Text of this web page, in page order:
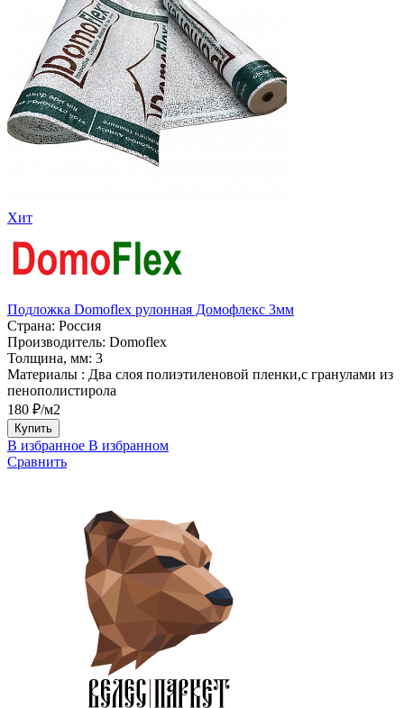
Хит
Подложка Domoflex рулонная Домофлекс 3мм
Страна: Россия
Производитель: Domoflex
Толщина, мм: 3
Материалы : Два слоя полиэтиленовой пленки,с гранулами из
пенополистирола
180 ₽/м2
Купить
В избранное В избранном
Сравнить